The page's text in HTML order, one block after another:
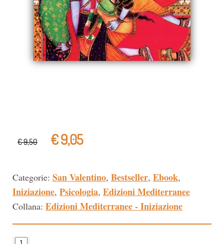
€ 9,50 € 9,05
Categorie: San Valentino, Bestseller, Ebook,
Iniziazione, Psicologia, Edizioni Mediterranee
Collana: Edizioni Mediterranee - Iniziazione